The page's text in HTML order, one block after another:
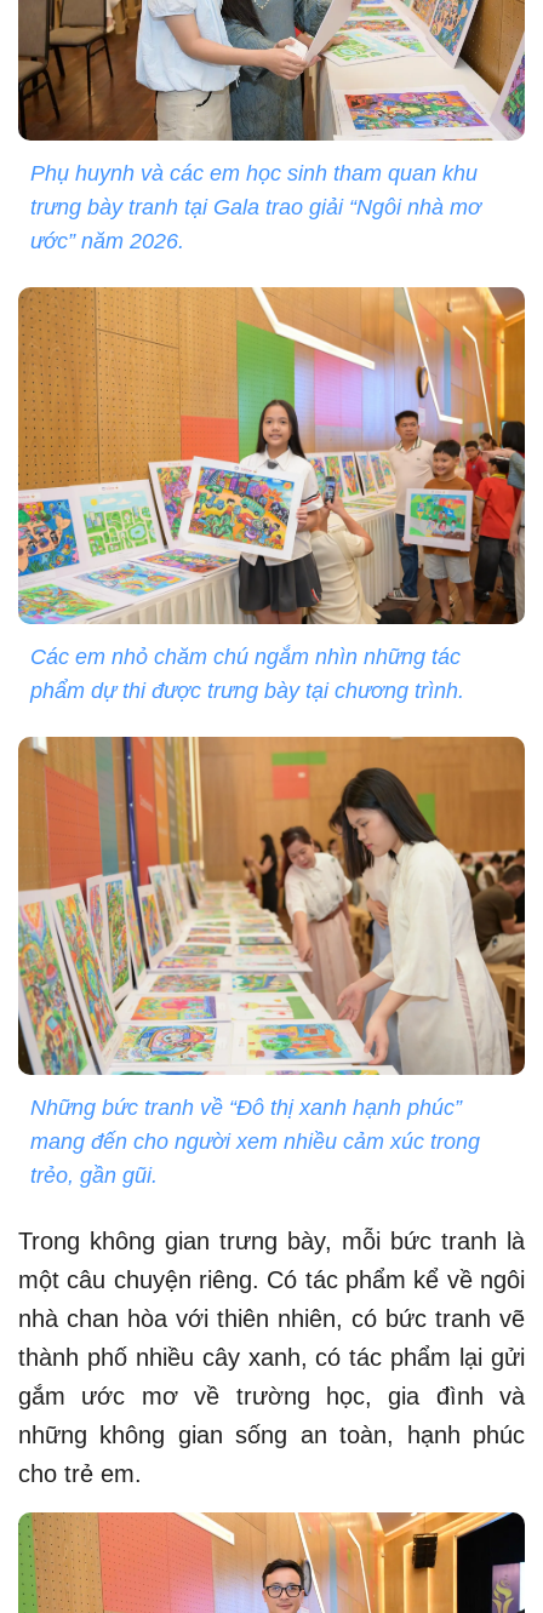
Phụ huynh và các em học sinh tham quan khu
trưng bày tranh tại Gala trao giải “Ngôi nhà mơ
ước” năm 2026.
Các em nhỏ chăm chú ngắm nhìn những tác
phẩm dự thi được trưng bày tại chương trình.
Những bức tranh về “Đô thị xanh hạnh phúc”
mang đến cho người xem nhiều cảm xúc trong
trẻo, gần gũi.
Trong không gian trưng bày, mỗi bức tranh là
một câu chuyện riêng. Có tác phẩm kể về ngôi
nhà chan hòa với thiên nhiên, có bức tranh vẽ
thành phố nhiều cây xanh, có tác phẩm lại gửi
gắm ước mơ về trường học, gia đình và
những không gian sống an toàn, hạnh phúc
cho trẻ em.